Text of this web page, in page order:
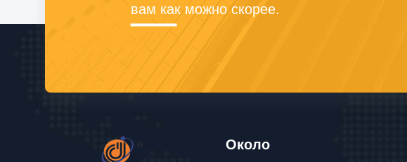
вам как можно скорее.
Около